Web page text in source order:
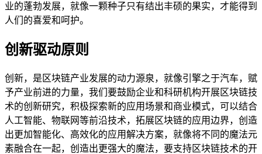
业的蓬勃发展，就像一颗种子只有结出丰硕的果实，才能得到
人们的喜爱和呵护。
创新驱动原则
创新，是区块链产业发展的动力源泉，就像引擎之于汽车，赋
予产业前进的力量，我们要鼓励企业和科研机构开展区块链技
术的创新研究，积极探索新的应用场景和商业模式，可以结合
人工智能、物联网等前沿技术，拓展区块链的应用边界，创造
出更加智能化、高效化的应用解决方案，就像将不同的魔法元
素融合在一起，创造出更强大的魔法，要支持区块链技术的开